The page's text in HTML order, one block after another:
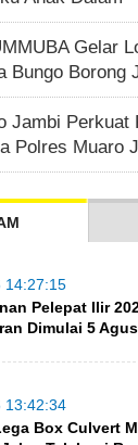
Gelar
Bungo Borong
Jambi Perkuat
Polres Muaro
14:27:15
Pelepat Ilir
Dimulai 5
13:42:34
Box Culvert